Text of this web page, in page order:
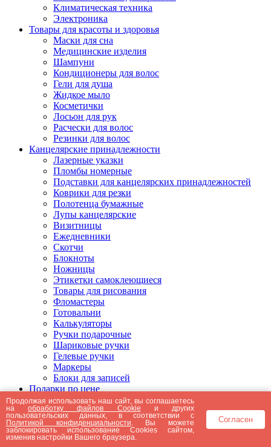
Климатическая техника
Электроника
Товары для красоты и здоровья
Маски для сна
Медицинские изделия
Шампуни
Кондиционеры для волос
Гели для душа
Жидкое мыло
Косметички
Лосьон для рук
Расчески для волос
Резинки для волос
Канцелярские принадлежности
Лазерные указки
Пломбы номерные
Подставки для канцелярских принадлежностей
Коврики для резки
Полотенца бумажные
Лупы канцелярские
Визитницы
Ежедневники
Скотчи
Блокноты
Ножницы
Этикетки самоклеющиеся
Товары для рисования
Фломастеры
Готовальни
Калькуляторы
Ручки подарочные
Шариковые ручки
Гелевые ручки
Маркеры
Блоки для записей
Подарки по цене
Подарки от 5000 рублей
Подарки до 5000 рублей
Подарки до 3000 рублей
Подарки до 2000 рублей
Подарки до 1000 рублей
Продолжая использовать наш сайт, вы соглашаетесь
наобработку файлов Cookie и других
пользовательских данных, в соответствии с
Политикой конфиденциальности . Вы можете
заблокировать использование Cookies сайтом,
изменив настройки Вашего браузера.
Согласен